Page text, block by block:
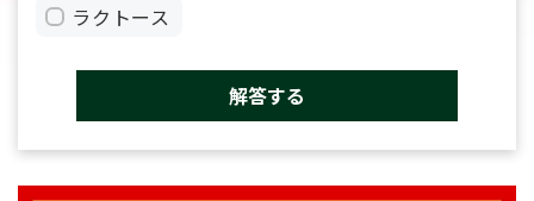
ラクトース
解答する